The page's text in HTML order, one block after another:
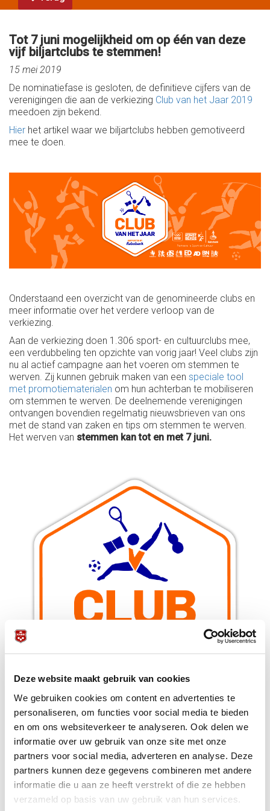
Deze website maakt gebruik van cookies
We gebruiken cookies om content en advertenties te
personaliseren, om functies voor social media te bieden
en om ons websiteverkeer te analyseren. Ook delen we
informatie over uw gebruik van onze site met onze
partners voor social media, adverteren en analyse. Deze
partners kunnen deze gegevens combineren met andere
informatie die u aan ze heeft verstrekt of die ze hebben
verzameld op basis van uw gebruik van hun services.
Tot 7 juni mogelijkheid om op één van deze
vijf biljartclubs te stemmen!
15 mei 2019
De nominatiefase is gesloten, de definitieve cijfers van de
verenigingen die aan de verkiezing Club van het Jaar 2019
meedoen zijn bekend.
Hier het artikel waar we biljartclubs hebben gemotiveerd
mee te doen.
Onderstaand een overzicht van de genomineerde clubs en
meer informatie over het verdere verloop van de
verkiezing.
Aan de verkiezing doen 1.306 sport- en cultuurclubs mee,
een verdubbeling ten opzichte van vorig jaar! Veel clubs zijn
nu al actief campagne aan het voeren om stemmen te
werven. Zij kunnen gebruik maken van een speciale tool
met promotiematerialen om hun achterban te mobiliseren
om stemmen te werven. De deelnemende verenigingen
ontvangen bovendien regelmatig nieuwsbrieven van ons
met de stand van zaken en tips om stemmen te werven.
Het werven van stemmen kan tot en met 7 juni.
Wil je als club een goede kans maken om
gemeentewinnaar en wellicht provinciewinnaar te worden?
Moedig je achterban dan aan om zo veel mogelijk
stemmen te werven, en gebruikde filmpjes van onze
ambassadeurs op social media.